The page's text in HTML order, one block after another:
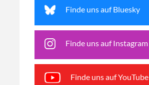
Finde uns auf Bluesky
Finde uns auf Instagram
Finde uns auf YouTube